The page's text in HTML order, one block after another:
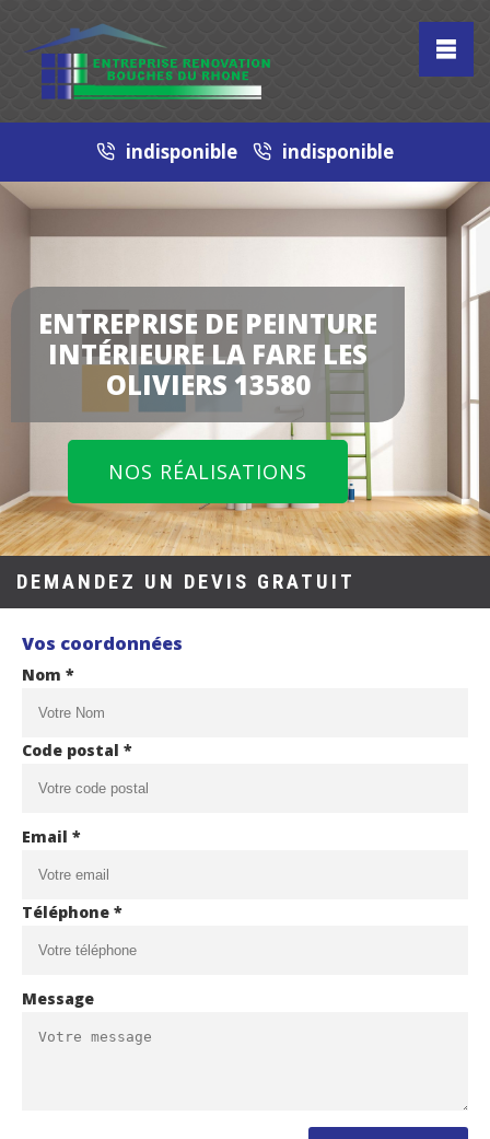
indisponible indisponible
ENTREPRISE DE PEINTURE
INTÉRIEURE LA FARE LES
OLIVIERS 13580
NOS RÉALISATIONS
DEMANDEZ UN DEVIS GRATUIT
Vos coordonnées
Nom *
Code postal *
Email *
Téléphone *
Message